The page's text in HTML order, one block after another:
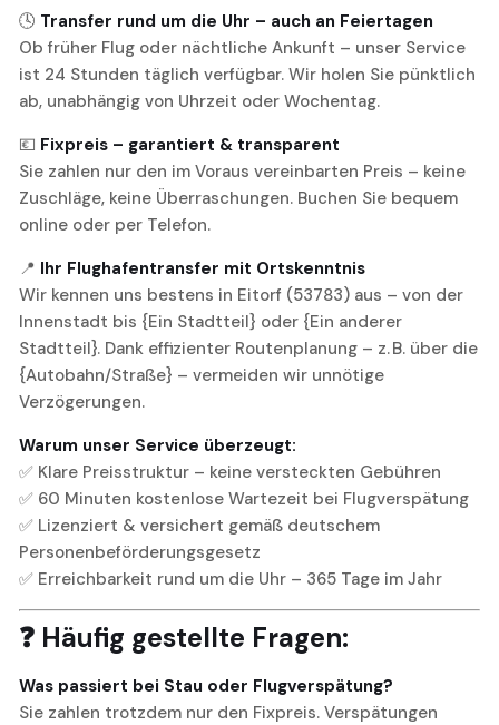
🕓 Transfer rund um die Uhr – auch an Feiertagen
Ob früher Flug oder nächtliche Ankunft – unser Service
ist 24 Stunden täglich verfügbar. Wir holen Sie pünktlich
ab, unabhängig von Uhrzeit oder Wochentag.
💶 Fixpreis – garantiert & transparent
Sie zahlen nur den im Voraus vereinbarten Preis – keine
Zuschläge, keine Überraschungen. Buchen Sie bequem
online oder per Telefon.
📍 Ihr Flughafentransfer mit Ortskenntnis
Wir kennen uns bestens in Eitorf (53783) aus – von der
Innenstadt bis {Ein Stadtteil} oder {Ein anderer
Stadtteil}. Dank effizienter Routenplanung – z. B. über die
{Autobahn/Straße} – vermeiden wir unnötige
Verzögerungen.
Warum unser Service überzeugt:
✅ Klare Preisstruktur – keine versteckten Gebühren
✅ 60 Minuten kostenlose Wartezeit bei Flugverspätung
✅ Lizenziert & versichert gemäß deutschem
Personenbeförderungsgesetz
✅ Erreichbarkeit rund um die Uhr – 365 Tage im Jahr
❓ Häufig gestellte Fragen:
Was passiert bei Stau oder Flugverspätung?
Sie zahlen trotzdem nur den Fixpreis. Verspätungen